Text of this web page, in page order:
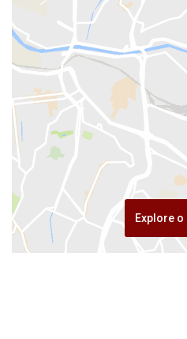
Explore